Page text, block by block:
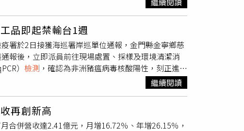
結果再做最終決定。印度官方指出，塑膠鈔票相較
比紙鈔高出數倍，不僅可降低長期印製與汰換成
質不易吸附細菌及污垢，在衛生與環保方面同樣具
50個國家採用，包括加拿大、英國、紐西蘭等，都
也將加入全球塑膠貨幣行列，為國內貨幣系統開啟
純棉」。（圖／擷取自臉書／Hahababy-ははベビ
示，內裡為100%聚酯纖維，印刷面料為81.9%棉、
PO不禁質疑「品質、信譽在哪裡？」、「其實誠實
鄉民紛紛在底下留言，「這樣標示違法了欸」、「聚
敏感的人，她們這樣標示不實不行耶」、「QQ毛不
纖維，沒分表、裡布的洗標，應該是指整件衣服的
虛偽不實或引人錯誤，主管機關得通知業者限期改
品即起禁輸台1週
署於2日接獲海巡署岸巡單位通報，金門縣金寧鄉慈
報後，立即派員前往現場處置、採樣及環境清潔消
） 檢測 ，確認為非洲豬瘟病毒核酸陽性，刻正進一
國內海漂豬檢出非洲豬瘟病毒核酸陽性案例累計22
際的風險仍持續存在，岸際巡查、即時通報及邊境
門防疫所依標準程序，將發現地點半徑10公里內共
工作，確認全部豬隻健康均良好。針對邊境檢疫，
旅運中心查驗，入境旅客行李落實100％X光檢查，
繼續閱讀
再創新高
合併營收達2.41億元，月增16.72％、年增26.15％，